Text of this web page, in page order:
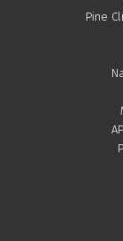
Pine